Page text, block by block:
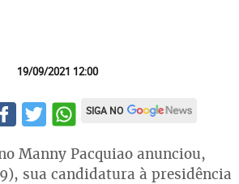
19/09/2021 12:00
SIGA NO
Manny Pacquiao anunciou,
sua candidatura à presidência